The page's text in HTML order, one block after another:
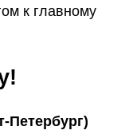
к главному
Петербург)